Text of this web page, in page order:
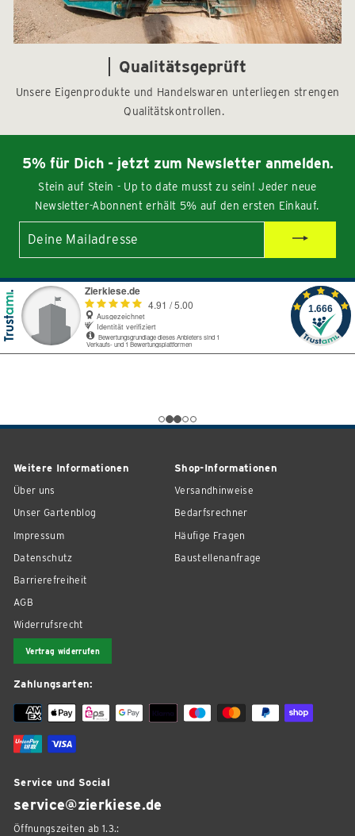
Qualitätsgeprüft
Unsere Eigenprodukte und Handelswaren unterliegen strengen
Qualitätskontrollen.
5% für Dich - jetzt zum Newsletter anmelden.
Stein auf Stein - Up to date musst zu sein! Jeder neue
Newsletter-Abonnent erhält 5% auf den ersten Einkauf.
Weitere Informationen
Über uns
Unser Gartenblog
Impressum
Datenschutz
Barrierefreiheit
AGB
Widerrufsrecht
Vertrag widerrufen
Shop-Informationen
Versandhinweise
Bedarfsrechner
Häufige Fragen
Baustellenanfrage
Zahlungsarten:
Service und Social
service@zierkiese.de
Öffnungszeiten ab 1.3.: